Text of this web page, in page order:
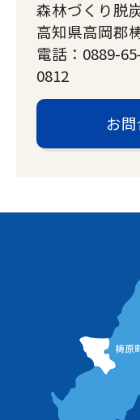
森林づくり脱
高知県高岡郡
電話：0889-
0812
お